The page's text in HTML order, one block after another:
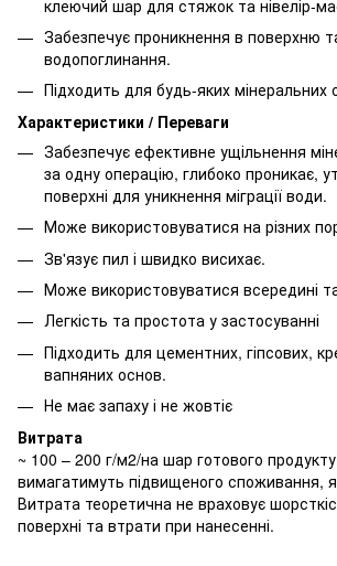
клеючий шар для стяжок та нівелір-
Забезпечує проникнення в поверхню
водопоглинання.
Підходить для будь-яких
Характеристики / Переваги
Забезпечує ефективне ущільнення
за одну операцію, глибоко проникає,
поверхні для уникнення міграції води.
Може використовуватися на різних
Зв'язує пил і швидко висихає.
Може використовуватися всередині
Легкість та простота у застосуванні
Підходить для цементних, гіпсових,
вапняних основ.
Не має запаху і не жовтіє
Витрата
~ 100 – 200 г/м2/на шар готового
вимагатимуть підвищеного споживання,
Витрата теоретична не враховує
поверхні та втрати при нанесенні.